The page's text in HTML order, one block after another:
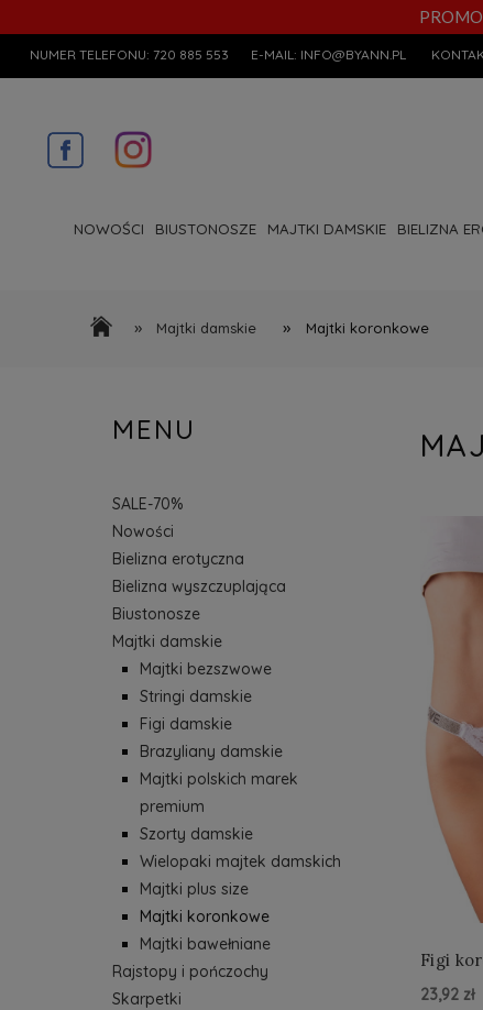
NUMER TELEFONU: 720 885 553 E-MAIL: INFO@BYANN.PL
NOWOŚCI BIUSTONOSZE MAJTKI DAMSKIE BIELIZNA
» Majtki damskie » Majtki koronkowe
MENU
SALE-70%
Nowości
Bielizna erotyczna
Bielizna wyszczuplająca
Biustonosze
Majtki damskie
Majtki bezszwowe
Stringi damskie
Figi damskie
Brazyliany damskie
Majtki polskich marek
premium
Szorty damskie
Wielopaki majtek damskich
Majtki plus size
Majtki koronkowe
Majtki bawełniane
Rajstopy i pończochy
Skarpetki
23,92 zł